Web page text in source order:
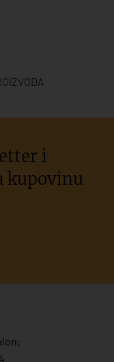
i
kupovinu